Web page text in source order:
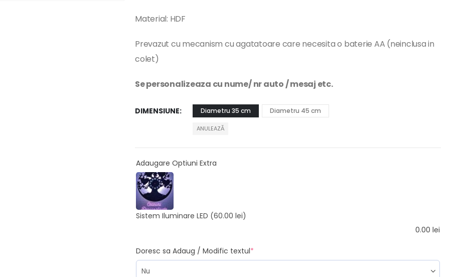
Material: HDF
Prevazut cu mecanism cu agatatoare care necesita o baterie AA (neinclusa in
colet)
Se personalizeaza cu nume/ nr auto / mesaj etc.
DIMENSIUNE Diametru 35 cm Diametru 45 cm
ANULEAZĂ
Adaugare Optiuni Extra
Sistem Iluminare LED (60.00 lei)
0.00 lei
Doresc sa Adaug / Modific textul*